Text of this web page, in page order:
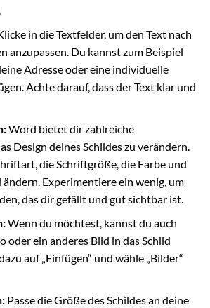
in die Textfelder, um den Text nach
anzupassen. Du kannst zum Beispiel
Adresse oder eine individuelle
Achte darauf, dass der Text klar und
Word bietet dir zahlreiche
Design deines Schildes zu verändern.
die Schriftgröße, die Farbe und
Experimentiere ein wenig, um
das dir gefällt und gut sichtbar ist.
Wenn du möchtest, kannst du auch
oder ein anderes Bild in das Schild
auf „Einfügen“ und wähle „Bilder“
Passe die Größe des Schildes an deine